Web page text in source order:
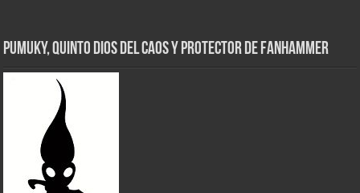
Pumuky, Quinto Dios del Caos y Protector de FanHammer